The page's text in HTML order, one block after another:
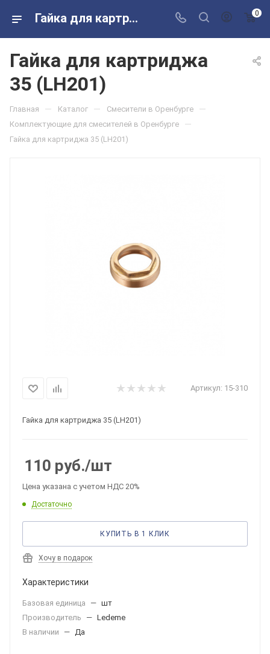
Гайка для картриджа 35 (LH201) в розничных магазинах Сантехторг 0
Гайка для картриджа
35 (LH201)
Главная — Каталог — Смесители в Оренбурге —
Комплектующие для смесителей в Оренбурге —
Гайка для картриджа 35 (LH201)
Артикул: 15-310
Гайка для картриджа 35 (LH201)
110 руб./шт
Цена указана с учетом НДС 20%
Достаточно
КУПИТЬ В 1 КЛИК
Хочу в подарок
Характеристики
Базовая единица — шт
Производитель
— Ledeme
В наличии
— Да